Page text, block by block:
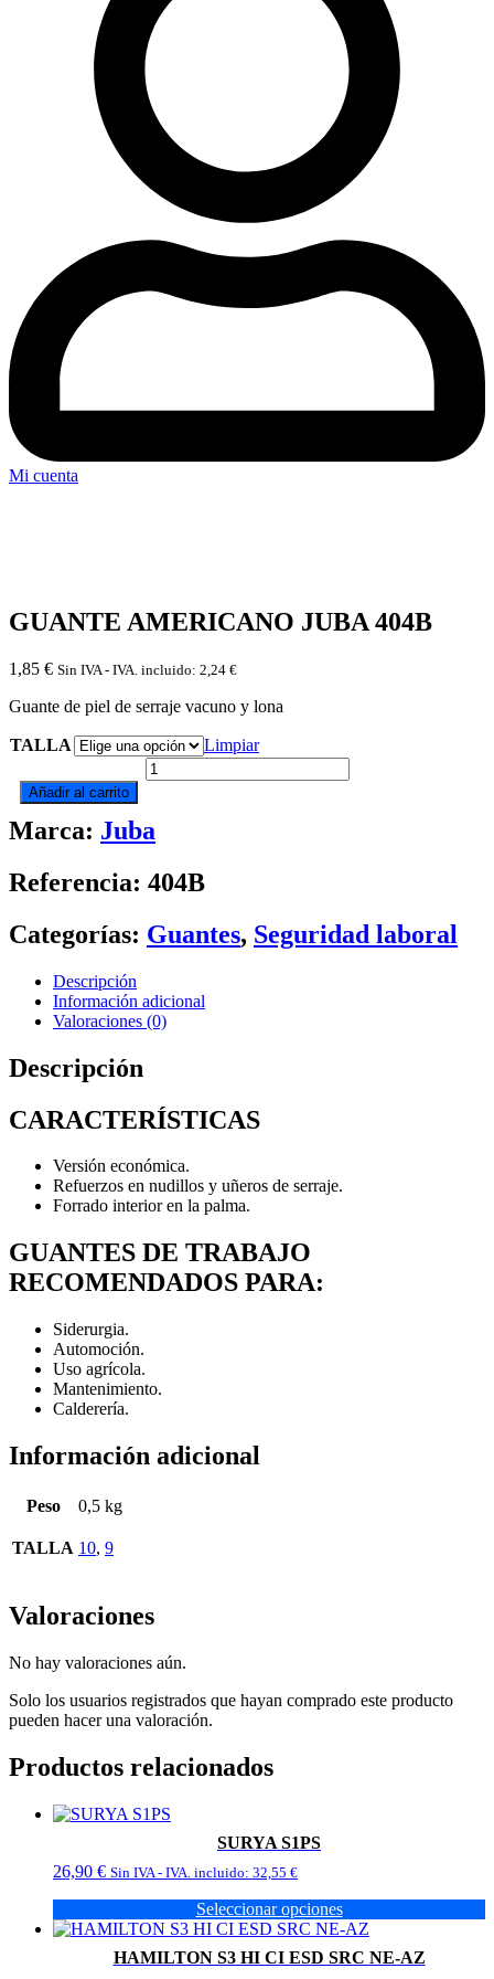
Mi cuenta
GUANTE AMERICANO JUBA 404B
1,85 € Sin IVA - IVA. incluido: 2,24 €
Guante de piel de serraje vacuno y lona
TALLA
Limpiar
GUANTE
AMERICANO
404B
cantidad
Añadir al carrito
Marca: Juba
Referencia: 404B
Categorías: Guantes, Seguridad laboral
Descripción
Información adicional
Valoraciones (0)
Descripción
CARACTERÍSTICAS
Versión económica.
Refuerzos en nudillos y uñeros de serraje.
Forrado interior en la palma.
GUANTES DE TRABAJO
RECOMENDADOS PARA:
Siderurgia.
Automoción.
Uso agrícola.
Mantenimiento.
Calderería.
Información adicional
Peso 0,5 kg
TALLA 10, 9
Valoraciones
No hay valoraciones aún.
Solo los usuarios registrados que hayan comprado este producto
pueden hacer una valoración.
Productos relacionados
SURYA S1PS
26,90 € Sin IVA - IVA. incluido: 32,55 €
Seleccionar opciones
Este
HAMILTON S3 HI CI ESD SRC NE-AZ